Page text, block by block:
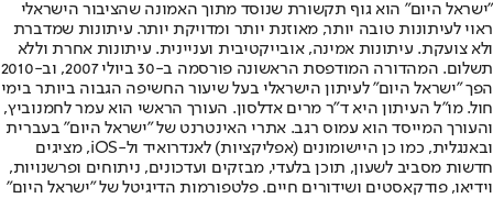
"ישראל היום" הוא גוף תקשורת שנוסד מתוך האמונה שהציבור הישראלי
ראוי לעיתונות טובה יותר, מאוזנת יותר ומדויקת יותר. עיתונות שמדברת
ולא צועקת. עיתונות אמינה, אובייקטיבית ועניינית. עיתונות אחרת וללא
תשלום. המהדורה המודפסת הראשונה פורסמה ב-30 ביולי 2007, וב-2010
הפך "ישראל היום" לעיתון הישראלי בעל שיעור החשיפה הגבוה ביותר בימי
חול. מו"ל העיתון היא ד"ר מרים אדלסון. העורך הראשי הוא עמר לחמנוביץ,
והעורך המייסד הוא עמוס רגב. אתרי האינטרנט של "ישראל היום" בעברית
ובאנגלית, כמו כן היישומונים (אפליקציות) לאנדרואיד ול-iOS, מציגים
חדשות מסביב לשעון, תוכן בלעדי, מבזקים ועדכונים, ניתוחים ופרשנויות,
וידיאו, פודקאסטים ושידורים חיים. פלטפורמות הדיגיטל של "ישראל היום"